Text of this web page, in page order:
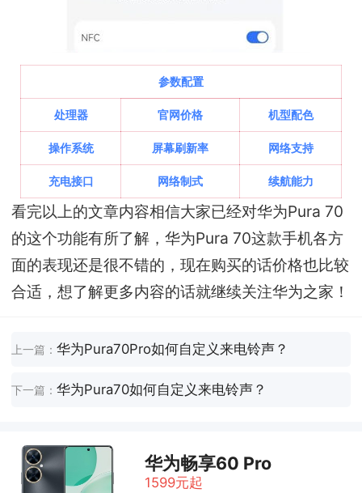
参数配置
处理器 官网价格 机型配色
操作系统 屏幕刷新率 网络支持
充电接口 网络制式 续航能力
看完以上的文章内容相信大家已经对华为Pura 70
的这个功能有所了解，华为Pura 70这款手机各方
面的表现还是很不错的，现在购买的话价格也比较
合适，想了解更多内容的话就继续关注华为之家！
上一篇：华为Pura70Pro如何自定义来电铃声？
下一篇：华为Pura70如何自定义来电铃声？
华为畅享60 Pro
1599元起